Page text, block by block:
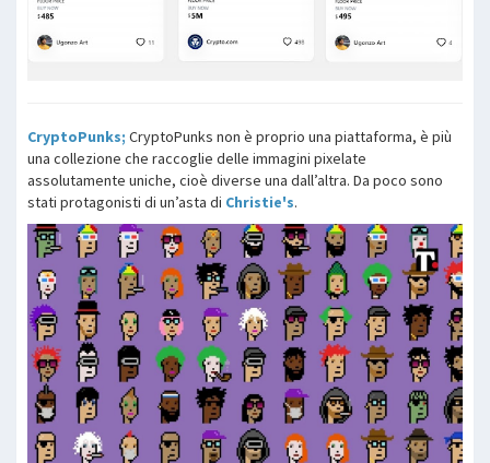
CryptoPunks; CryptoPunks non è proprio una piattaforma, è più
una collezione che raccoglie delle immagini pixelate
assolutamente uniche, cioè diverse una dall’altra. Da poco sono
stati protagonisti di un’asta di Christie's.